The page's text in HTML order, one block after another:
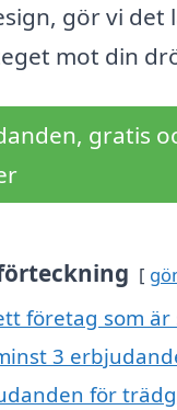
gör vi det
mot din
gratis
företag som
3
för